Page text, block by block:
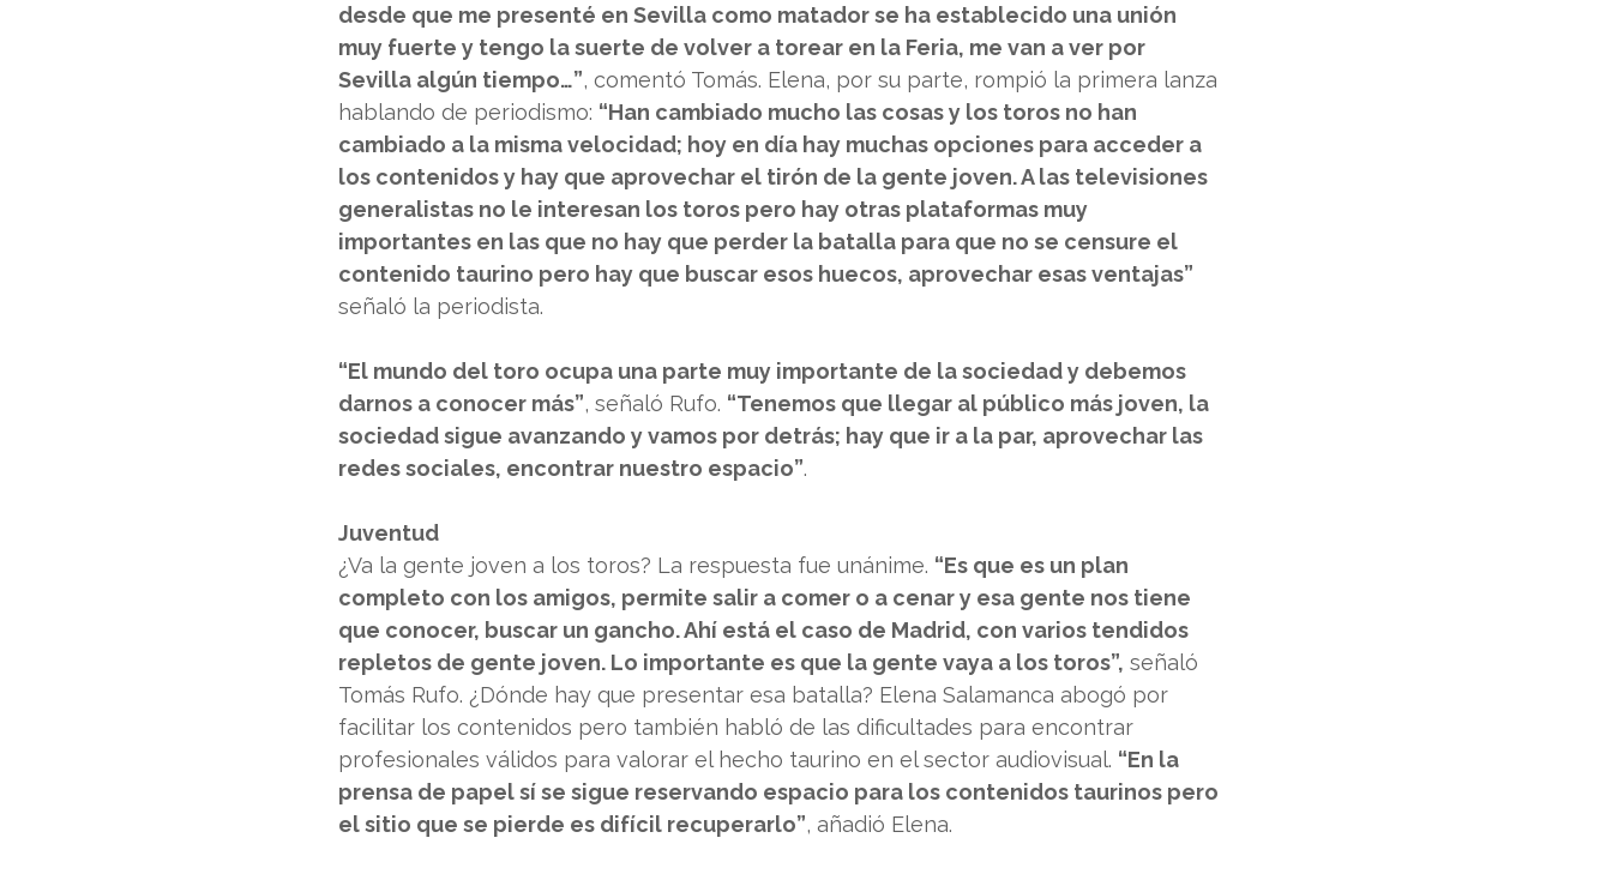
desde que me presenté en Sevilla como matador se ha establecido una unión
muy fuerte y tengo la suerte de volver a torear en la Feria, me van a ver por
Sevilla algún tiempo…”, comentó Tomás. Elena, por su parte, rompió la primera lanza
hablando de periodismo: “Han cambiado mucho las cosas y los toros no han
cambiado a la misma velocidad; hoy en día hay muchas opciones para acceder a
los contenidos y hay que aprovechar el tirón de la gente joven. A las televisiones
generalistas no le interesan los toros pero hay otras plataformas muy
importantes en las que no hay que perder la batalla para que no se censure el
contenido taurino pero hay que buscar esos huecos, aprovechar esas ventajas”
señaló la periodista.
“El mundo del toro ocupa una parte muy importante de la sociedad y debemos
darnos a conocer más”, señaló Rufo. “Tenemos que llegar al público más joven, la
sociedad sigue avanzando y vamos por detrás; hay que ir a la par, aprovechar las
redes sociales, encontrar nuestro espacio”.
Juventud
¿Va la gente joven a los toros? La respuesta fue unánime. “Es que es un plan
completo con los amigos, permite salir a comer o a cenar y esa gente nos tiene
que conocer, buscar un gancho. Ahí está el caso de Madrid, con varios tendidos
repletos de gente joven. Lo importante es que la gente vaya a los toros”, señaló
Tomás Rufo. ¿Dónde hay que presentar esa batalla? Elena Salamanca abogó por
facilitar los contenidos pero también habló de las dificultades para encontrar
profesionales válidos para valorar el hecho taurino en el sector audiovisual. “En la
prensa de papel sí se sigue reservando espacio para los contenidos taurinos pero
el sitio que se pierde es difícil recuperarlo”, añadió Elena.